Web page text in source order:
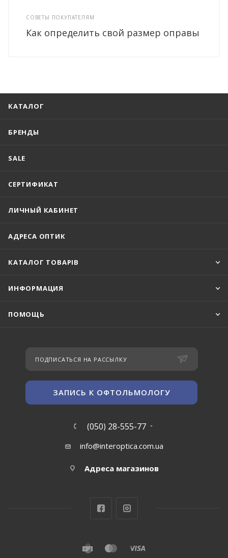
СОВЕТЫ ПОКУПАТЕЛЯМ
Как определить свой размер оправы
КАТАЛОГ
БРЕНДЫ
SALE
СЕРТИФИКАТ
ЛИЧНЫЙ КАБИНЕТ
АДРЕСА ОПТИК
КАТАЛОГ ТОВАРІВ
ИНФОРМАЦИЯ
ПОМОЩЬ
ПОДПИСАТЬСЯ НА РАССЫЛКУ
ЗАПИСЬ К ОФТОЛЬМОЛОГУ
(050) 28-555-77
info@interoptica.com.ua
Адреса магазинов